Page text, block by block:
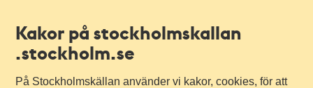
Kakor på stockholmskallan
.stockholm.se
På Stockholmskällan använder vi kakor, cookies, för att